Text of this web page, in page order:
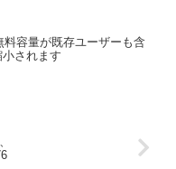
料容量が既存ユーザーも含
されます